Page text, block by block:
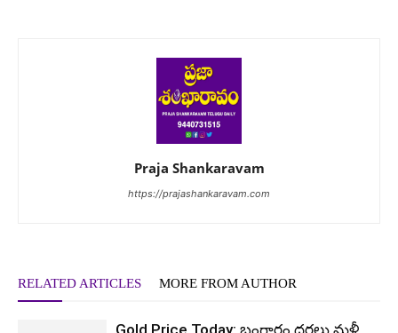
Praja Shankaravam
https://prajashankaravam.com
RELATED ARTICLES MORE FROM AUTHOR
Gold Price Today: బంగారం ధరలు మళ్లీ